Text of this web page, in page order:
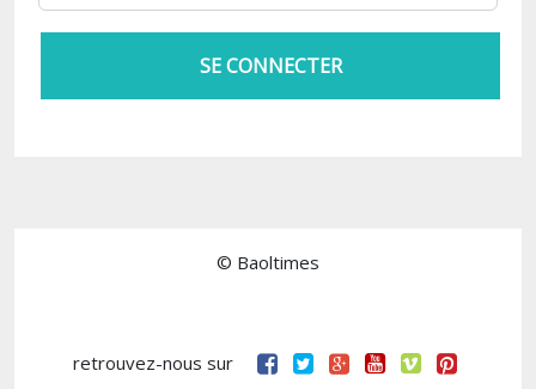
© Baoltimes
retrouvez-nous sur